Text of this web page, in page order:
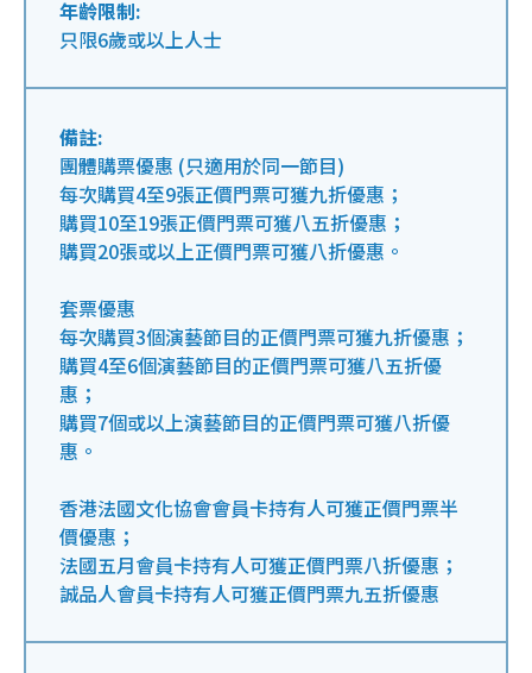
年齡限制:
只限6歲或以上人士
備註:
團體購票優惠 (只適用於同一節目)
每次購買4至9張正價門票可獲九折優惠；
購買10至19張正價門票可獲八五折優惠；
購買20張或以上正價門票可獲八折優惠。
套票優惠
每次購買3個演藝節目的正價門票可獲九折優惠；
購買4至6個演藝節目的正價門票可獲八五折優
惠；
購買7個或以上演藝節目的正價門票可獲八折優
惠。
香港法國文化協會會員卡持有人可獲正價門票半
價優惠；
法國五月會員卡持有人可獲正價門票八折優惠；
誠品人會員卡持有人可獲正價門票九五折優惠